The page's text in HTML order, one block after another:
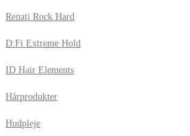
Renati Rock Hard
D:Fi Extreme Hold
ID Hair Elements
Hårprodukter
Hudpleje